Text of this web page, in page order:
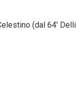
(dal 64′ Delli